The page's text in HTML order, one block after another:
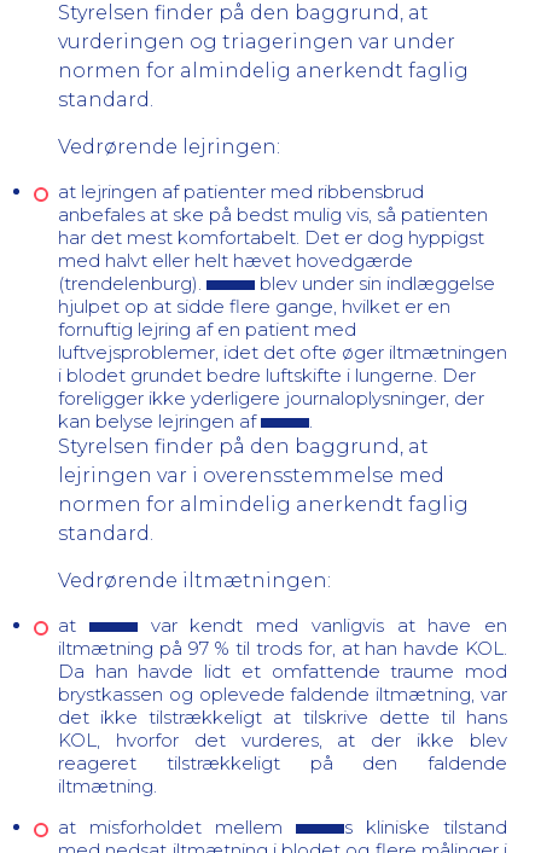
Styrelsen finder på den baggrund, at
vurderingen og triageringen var under
normen for almindelig anerkendt faglig
standard.
Vedrørende lejringen:
at lejringen af patienter med ribbensbrud
anbefales at ske på bedst mulig vis, så patienten
har det mest komfortabelt. Det er dog hyppigst
med halvt eller helt hævet hovedgærde
(trendelenburg).
blev under sin indlæggelse
hjulpet op at sidde flere gange, hvilket er en
fornuftig lejring af en patient med
luftvejsproblemer, idet det ofte øger iltmætningen
i blodet grundet bedre luftskifte i lungerne. Der
foreligger ikke yderligere journaloplysninger, der
kan belyse lejringen af
.
Styrelsen finder på den baggrund, at
lejringen var i overensstemmelse med
normen for almindelig anerkendt faglig
standard.
Vedrørende iltmætningen:
at
var kendt med vanligvis at have en
iltmætning på 97 % til trods for, at han havde KOL.
Da han havde lidt et omfattende traume mod
brystkassen og oplevede faldende iltmætning, var
det ikke tilstrækkeligt at tilskrive dette til hans
KOL, hvorfor det vurderes, at der ikke blev
reageret tilstrækkeligt på den faldende
iltmætning.
at misforholdet mellem
s kliniske tilstand